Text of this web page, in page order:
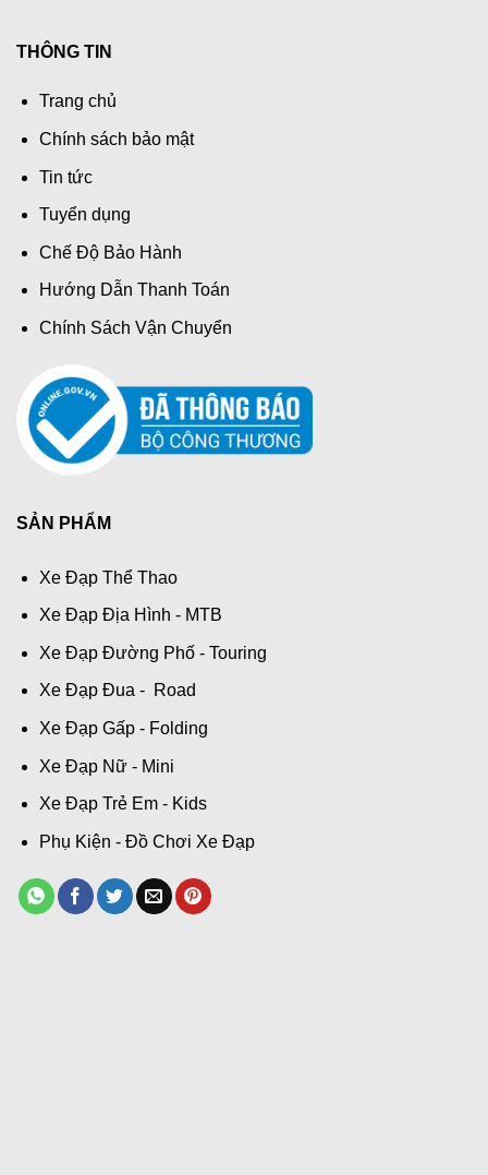
THÔNG TIN
Trang chủ
Chính sách bảo mật
Tin tức
Tuyển dụng
Chế Độ Bảo Hành
Hướng Dẫn Thanh Toán
Chính Sách Vận Chuyển
SẢN PHẨM
Xe Đạp Thể Thao
Xe Đạp Địa Hình - MTB
Xe Đạp Đường Phố - Touring
Xe Đạp Đua - Road
Xe Đạp Gấp - Folding
Xe Đạp Nữ - Mini
Xe Đạp Trẻ Em - Kids
Phụ Kiện - Đồ Chơi Xe Đạp